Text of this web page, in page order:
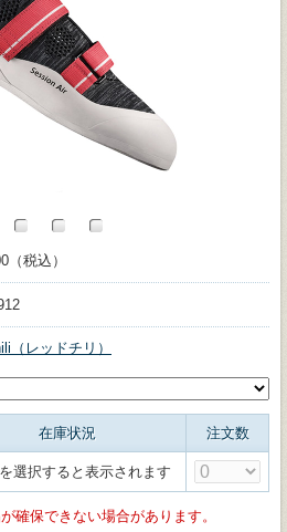
（税込）
（レッドチリ）
在庫状況 注文数
選択すると表示されます
確保できない場合があります。